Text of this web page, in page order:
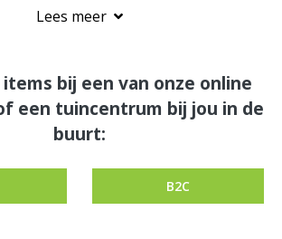
Lees meer
bij een van onze online
een tuincentrum bij jou in de
buurt:
B2C